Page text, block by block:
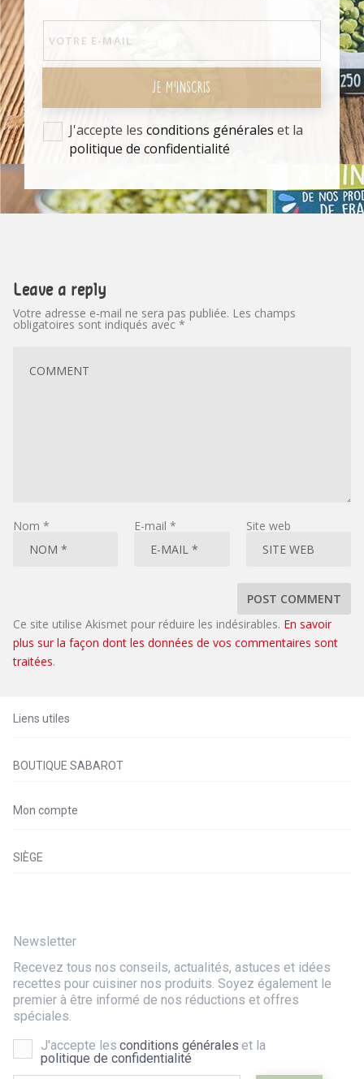
J'accepte les conditions générales et la
politique de confidentialité
JE M'INSCRIS
Leave a reply
Votre adresse e-mail ne sera pas publiée. Les champs
obligatoires sont indiqués avec *
Nom * E-mail * Site web
Ce site utilise Akismet pour réduire les indésirables. En savoir
plus sur la façon dont les données de vos commentaires sont
traitées.
Liens utiles
BOUTIQUE SABAROT
Mon compte
SIÈGE
Newsletter
Recevez tous nos conseils, actualités, astuces et idées
recettes pour cuisiner nos produits. Soyez également le
premier à être informé de nos réductions et offres
spéciales.
J'accepte les conditions générales et la
politique de confidentialité